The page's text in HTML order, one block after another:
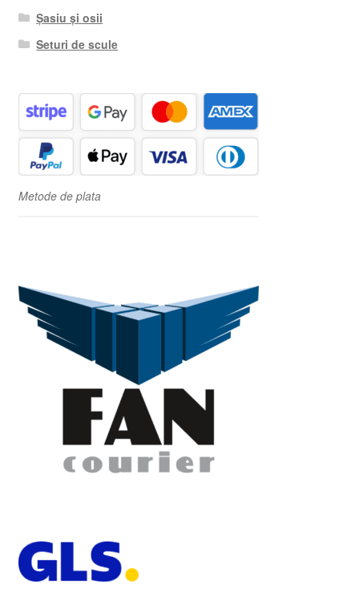
Șasiu și osii
Seturi de scule
Metode de plata